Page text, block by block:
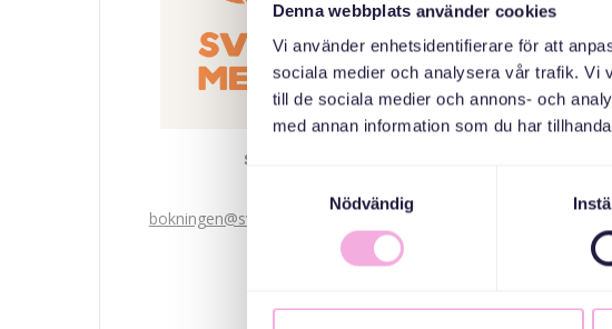
Denna webbplats använder cookies
Vi använder enhetsidentifierare för att
sociala medier och analysera vår trafik. Vi
till de sociala medier och annons- och
med annan information som du har
Nödvändig
Till
Svenska med baby
ایمیل
bokningen@svenskamedbaby.se